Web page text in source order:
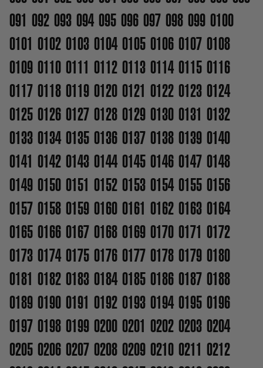
091 092 093 094 095 096 097 098 099 0100
0101 0102 0103 0104 0105 0106 0107 0108
0109 0110 0111 0112 0113 0114 0115 0116
0117 0118 0119 0120 0121 0122 0123 0124
0125 0126 0127 0128 0129 0130 0131 0132
0133 0134 0135 0136 0137 0138 0139 0140
0141 0142 0143 0144 0145 0146 0147 0148
0149 0150 0151 0152 0153 0154 0155 0156
0157 0158 0159 0160 0161 0162 0163 0164
0165 0166 0167 0168 0169 0170 0171 0172
0173 0174 0175 0176 0177 0178 0179 0180
0181 0182 0183 0184 0185 0186 0187 0188
0189 0190 0191 0192 0193 0194 0195 0196
0197 0198 0199 0200 0201 0202 0203 0204
0205 0206 0207 0208 0209 0210 0211 0212